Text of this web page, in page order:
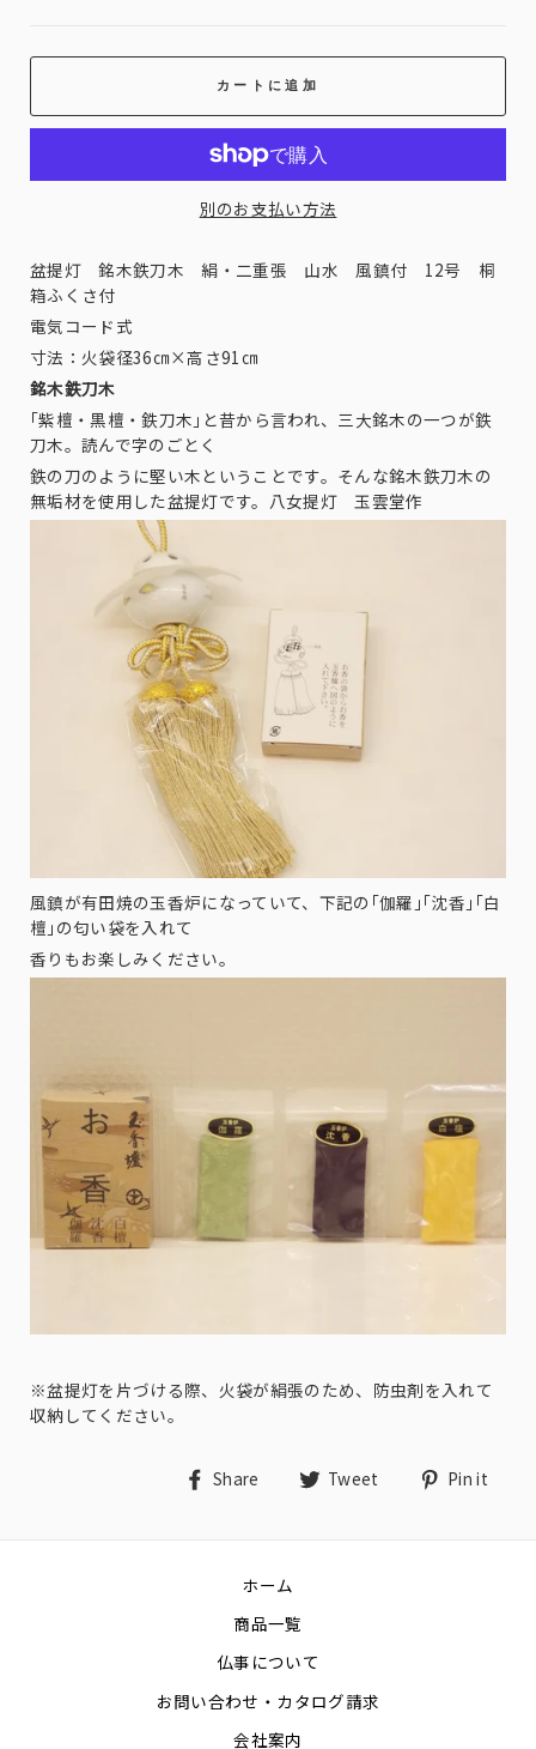
カートに追加
別のお支払い方法
盆提灯 銘木鉄刀木 絹・二重張 山水 風鎮付 12号 桐
箱ふくさ付
電気コード式
寸法：火袋径36㎝×高さ91㎝
銘木鉄刀木
｢紫檀・黒檀・鉄刀木｣と昔から言われ、三大銘木の一つが鉄
刀木。読んで字のごとく
鉄の刀のように堅い木ということです。そんな銘木鉄刀木の
無垢材を使用した盆提灯です。八女提灯 玉雲堂作
風鎮が有田焼の玉香炉になっていて、下記の｢伽羅｣｢沈香｣｢白
檀｣の匂い袋を入れて
香りもお楽しみください。
※盆提灯を片づける際、火袋が絹張のため、防虫剤を入れて
収納してください。
Share
Share Tweet
Tweet Pin it
ホーム
商品一覧
仏事について
お問い合わせ・カタログ請求
会社案内